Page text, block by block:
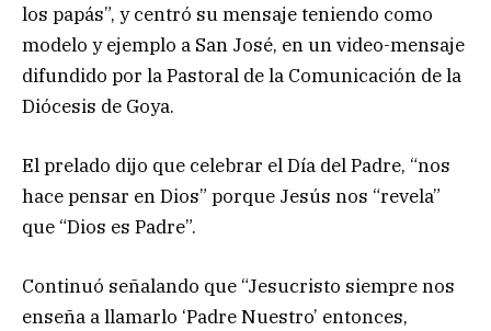
los papás”, y centró su mensaje teniendo como
modelo y ejemplo a San José, en un video-mensaje
difundido por la Pastoral de la Comunicación de la
Diócesis de Goya.
El prelado dijo que celebrar el Día del Padre, “nos
hace pensar en Dios” porque Jesús nos “revela”
que “Dios es Padre”.
Continuó señalando que “Jesucristo siempre nos
enseña a llamarlo ‘Padre Nuestro’ entonces,